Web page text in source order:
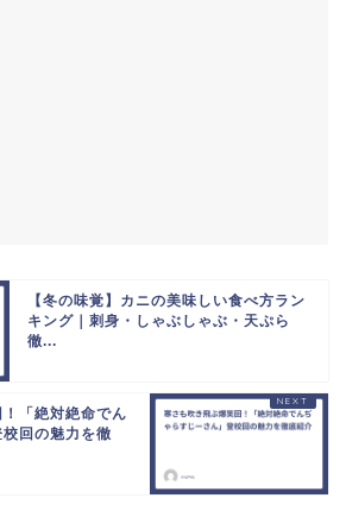
【冬の味覚】カニの美味しい食べ方ラン
キング｜刺身・しゃぶしゃぶ・天ぷら
徹...
「絶対絶命でん
回の魅力を徹